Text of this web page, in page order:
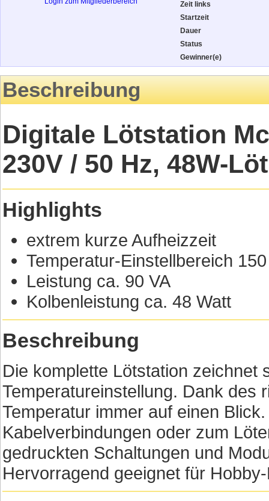
Zeit links
Startzeit
Dauer
Status
Gewinner(e)
Beschreibung
Digitale Lötstation
230V / 50 Hz, 48W-
Highlights
extrem kurze Aufheizzeit
Temperatur-Einstellbereich
Leistung ca. 90 VA
Kolbenleistung ca. 48 Watt
Beschreibung
Die komplette Lötstation zeichnet
Temperatureinstellung. Dank des
Temperatur immer auf einen
Kabelverbindungen oder zum
gedruckten Schaltungen und
Hervorragend geeignet für